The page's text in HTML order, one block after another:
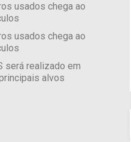
usados chega ao
usados chega ao
será realizado em
alvos